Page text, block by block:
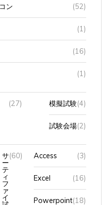
(1)
(16)
(1)
(27) 模擬試験(4)
試験会場(2)
サ
テ
ィ
フ
ァ
イ
試
験
(60) Access (3)
Excel (16)
Powerpoint(18)